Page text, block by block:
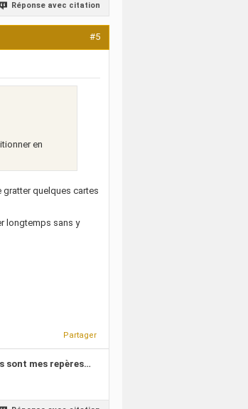
Réponse avec citation
#5
en
gratter quelques cartes
longtemps sans y
Partager
sont mes repères…